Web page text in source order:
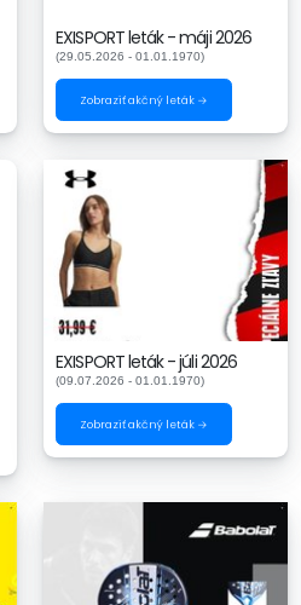
EXISPORT leták - máji 2026
(29.05.2026 - 01.01.1970)
Zobraziť akčný leták →
EXISPORT leták - júli 2026
(09.07.2026 - 01.01.1970)
Zobraziť akčný leták →